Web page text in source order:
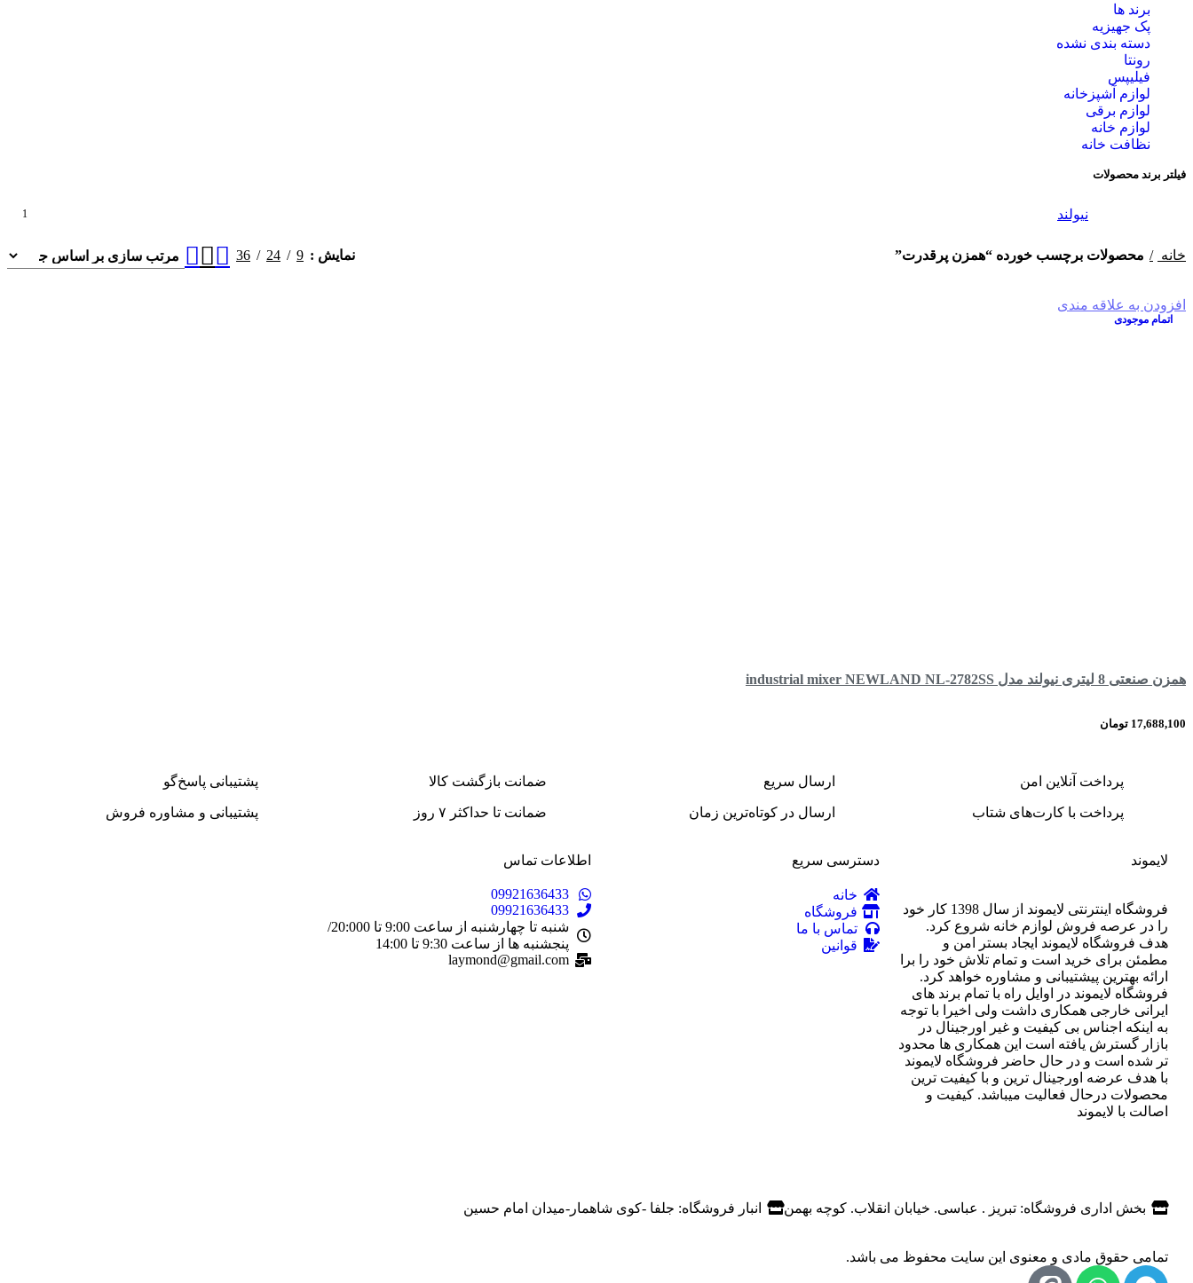
برند ها
پک جهیزیه
دسته بندی نشده
رونتا
فیلیپس
لوازم آشپزخانه
لوازم برقی
لوازم خانه
نظافت خانه
فیلتر برند محصولات
نیولند 1
خانه محصولات برچسب خورده “همزن پرقدرت” نمایش 9
24
36
اتمام موجودی
افزودن به علاقه مندی
همزن صنعتی 8 لیتری نیولند مدل industrial mixer NEWLAND NL-2782SS
17,688,100 تومان
پرداخت آنلاین امن
پرداخت با کارت‌های شتاب
ارسال سریع
ارسال در کوتاه‌ترین زمان
ضمانت بازگشت کالا
ضمانت تا حداکثر ۷ روز
پشتیبانی پاسخ‌گو
پشتیبانی و مشاوره فروش
لایموند
فروشگاه اینترنتی لایموند از سال 1398 کار خود
را در عرصه فروش لوازم خانه شروع کرد.
هدف فروشگاه لایموند ایجاد بستر امن و
مطمئن برای خرید است و تمام تلاش خود را برا
ارائه بهترین پیشتیبانی و مشاوره خواهد کرد.
فروشگاه لایموند در اوایل راه با تمام برند های
ایرانی خارجی همکاری داشت ولی اخیرا با توجه
به اینکه اجناس بی کیفیت و غیر اورجینال در
بازار گسترش یافته است این همکاری ها محدود
تر شده است و در حال حاضر فروشگاه لایموند
با هدف عرضه اورجینال ترین و با کیفیت ترین
محصولات درحال فعالیت میباشد. کیفیت و
اصالت با لایموند
دسترسی سریع
خانه
فروشگاه
تماس با ما
قوانین
اطلاعات تماس
09921636433
09921636433
شنبه تا چهارشنبه از ساعت 9:00 تا 20:000/
پنجشنبه ها از ساعت 9:30 تا 14:00
laymond@gmail.com
بخش اداری فروشگاه: تبریز . عباسی. خیابان انقلاب. کوچه بهمن انبار فروشگاه: جلفا -کوی شاهمار-میدان امام حسین
تمامی حقوق مادی و معنوی این سایت محفوظ می باشد.